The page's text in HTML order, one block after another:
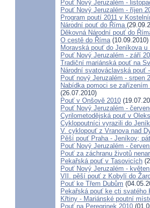
Pouť Nový Jeruzalém -
Pouť Nový Jeruzalém - říjen
Program poutí 2011 v
Národní pouť do Říma
Děkovná Národní pouť do
O cestě do Říma(10.09.2010)
Moravská pouť do Jeníkova u
Pouť Nový Jeruzalém - září
Tradiční mariánská pouť na
Národní svatováclavská pouť
Pouť nový Jeruzalém - srpen
Nabídka pomoci se
(26.07.2010)
Pouť v Onšově 2010
Pouť Nový Jeruzalém -
Cyrilometodějská pouť v
Cyklopoutníci vyrazili do
V. cyklopouť z Vranova nad
Pěší pouť Praha - Jeníkov;
Pouť Nový Jeruzalém -
Pouť za záchranu životů
Pekařská pouť v Tasovicích
Pouť Nový Jeruzalém -
VII. pěší pouť z Kobylí do
Pouť ke Třem Dubům
Pekařská pouť ke cti svatého
Křtiny - Mariánské poutní
Pouť na Peregrinek 2010